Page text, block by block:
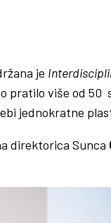
je
pratilo više od 50
jednokratne
direktorica Sunca